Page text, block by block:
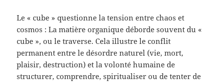
Le « cube » questionne la tension entre chaos et
cosmos : La matière organique déborde souvent du «
cube », ou le traverse. Cela illustre le conflit
permanent entre le désordre naturel (vie, mort,
plaisir, destruction) et la volonté humaine de
structurer, comprendre, spiritualiser ou de tenter de